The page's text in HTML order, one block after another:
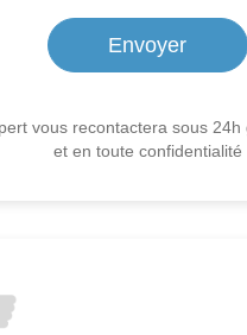
vous recontactera sous 24h
et en toute confidentialité